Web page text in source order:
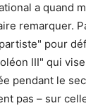
a quand
remarquer.
pour
III" qui
pendant le
pas – sur